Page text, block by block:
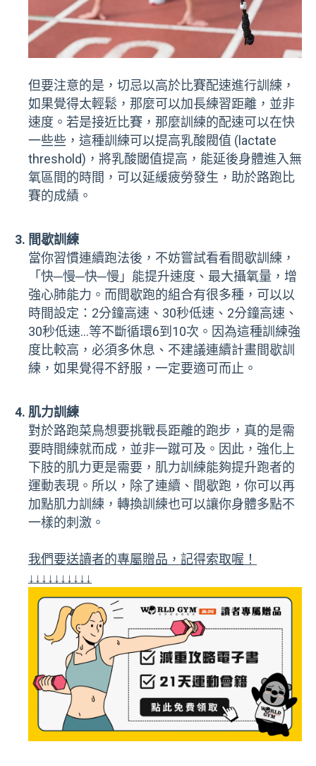
但要注意的是，切忌以高於比賽配速進行訓練，
如果覺得太輕鬆，那麼可以加長練習距離，並非
速度。若是接近比賽，那麼訓練的配速可以在快
一些些，這種訓練可以提高乳酸閥值 (lactate
threshold)，將乳酸閾值提高，能延後身體進入無
氧區間的時間，可以延緩疲勞發生，助於路跑比
賽的成績。
間歇訓練
當你習慣連續跑法後，不妨嘗試看看間歇訓練，
「快─慢─快─慢」能提升速度、最大攝氧量，增
強心肺能力。而間歇跑的組合有很多種，可以以
時間設定：2分鐘高速、30秒低速、2分鐘高速、
30秒低速…等不斷循環6到10次。因為這種訓練強
度比較高，必須多休息、不建議連續計畫間歇訓
練，如果覺得不舒服，一定要適可而止。
肌力訓練
對於路跑菜鳥想要挑戰長距離的跑步，真的是需
要時間練就而成，並非一蹴可及。因此，強化上
下肢的肌力更是需要，肌力訓練能夠提升跑者的
運動表現。所以，除了連續、間歇跑，你可以再
加點肌力訓練，轉換訓練也可以讓你身體多點不
一樣的刺激。
我們要送讀者的專屬贈品，記得索取喔！
↓↓↓↓↓↓↓↓↓↓